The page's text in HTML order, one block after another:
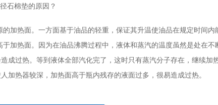
石棉垫的原因？
热面。一方面基于油品的轻重，保证其升温使油品在规定时间内
加热面。因为在油品沸腾过程中，液体和蒸汽的温度虽然是处在
成过热。等到液体全部汽化完了，这时只有蒸汽分子存在，继续加
加热器较深，加热面高于瓶内残存的液面过多，很易造成过热。